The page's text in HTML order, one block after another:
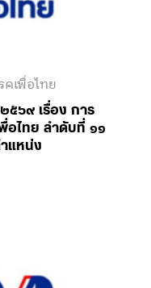
เพื่อไทย
๕๖๙ เรื่อง การ
อไทย ลำดับที่ ๑๑
แหน่ง